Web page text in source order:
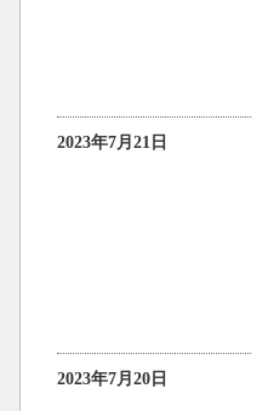
2023年7月21日
2023年7月20日